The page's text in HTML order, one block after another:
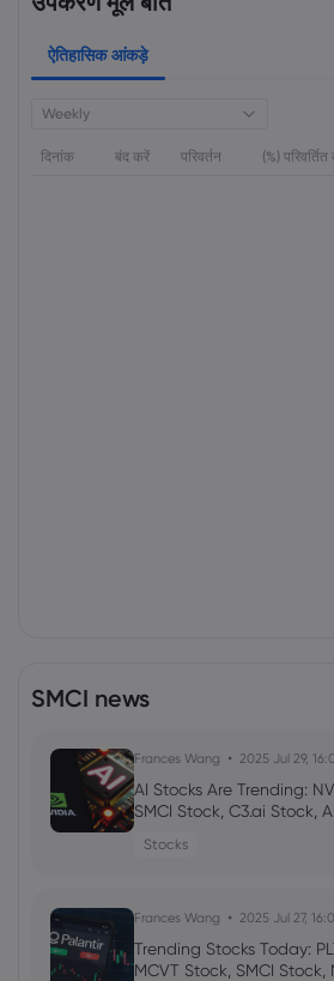
ऐतिहासिक आंकड़े
Weekly
दिनांक बंद करें परिवर्तन (%)
SMCI news
Frances Wang 2025 Jul 29,
AI Stocks Are Trending:
SMCI Stock, C3.ai Stock,
Stocks
Frances Wang 2025 Jul 27,
Trending Stocks Today:
MCVT Stock, SMCI Stock,